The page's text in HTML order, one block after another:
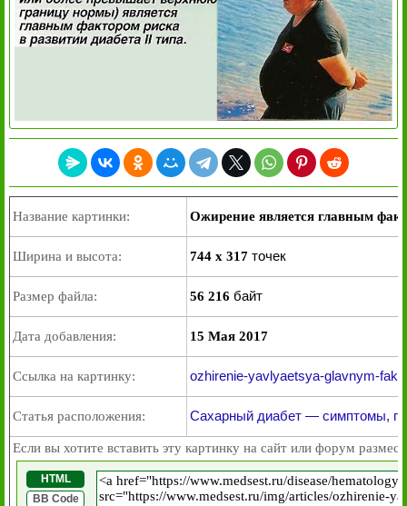
Название картинки: Ожирение является главным
Ширина и высота: 744 x 317 точек
Размер файла: 56 216 байт
Дата добавления: 15 Мая 2017
Ссылка на картинку: ozhirenie-yavlyaetsya-glavnym-
Статья расположения: Сахарный диабет — симптомы,
Если вы хотите вставить эту картинку на сайт или форум
HTML
BB Code